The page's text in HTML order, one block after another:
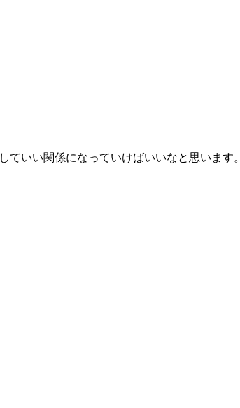
いい関係になっていけばいいなと思います。